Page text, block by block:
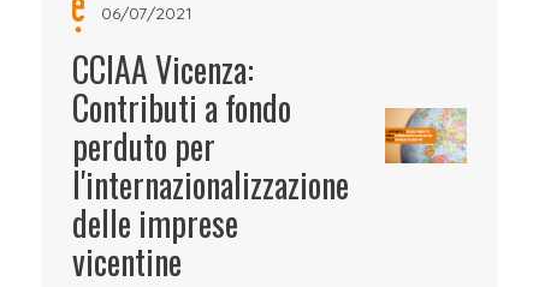
06/07/2021
CCIAA Vicenza:
Contributi a fondo
perduto per
l'internazionalizzazione
delle imprese
vicentine